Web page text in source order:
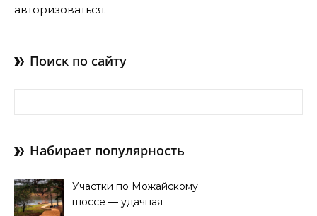
авторизоваться.
Поиск по сайту
Набирает популярность
Участки по Можайскому
шоссе — удачная